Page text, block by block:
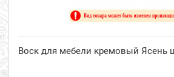
Воск для мебели кремовый Ясень